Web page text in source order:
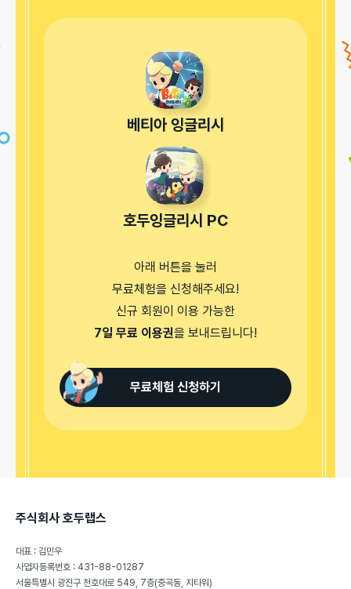
베티아 잉글리시
호두잉글리시 PC
아래 버튼을 눌러
무료체험을 신청해주세요!
7일 무료 이용권을 보내드립니다!
무료체험 신청하기
주식회사 호두랩스
대표 : 김민우
사업자등록번호 : 431-88-01287
서울특별시 광진구 천호대로 549, 7층(중곡동, 지타워)